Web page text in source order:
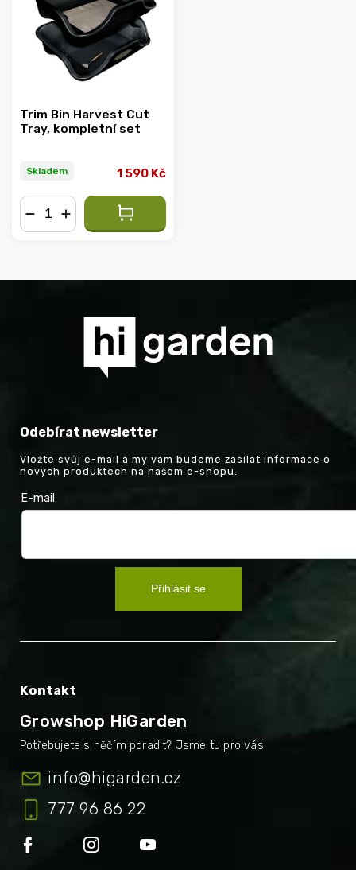
Abecedně
Trim Bin Harvest Cut
Tray, kompletní set
Skladem 1 590 Kč
Odebírat newsletter
Vložte svůj e-mail a my vám budeme zasílat informace o
nových produktech na našem e-shopu.
E-mail
Přihlásit se
Kontakt
Growshop HiGarden
info@higarden.cz
777 96 86 22